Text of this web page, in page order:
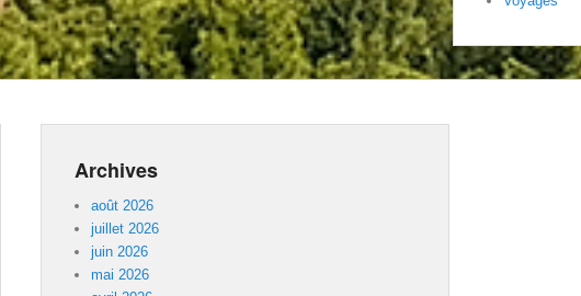
Archives
août 2026
juillet 2026
juin 2026
mai 2026